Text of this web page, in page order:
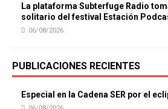
La plataforma Subterfuge Radio
solitario del festival Estación
06/08/2026
PUBLICACIONES RECIENTES
Especial en la Cadena SER por el